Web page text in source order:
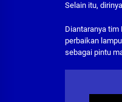
Selain itu,
Diantaranya tim
perbaikan
sebagai pintu